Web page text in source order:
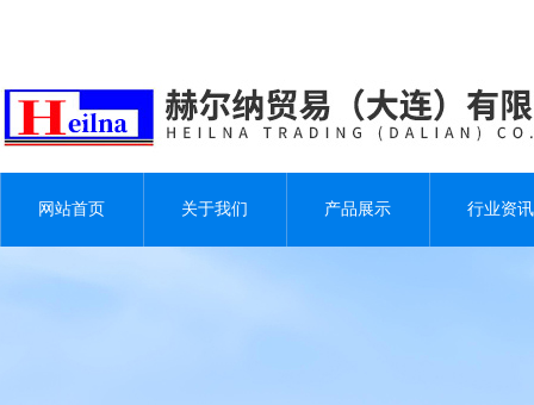
网站首页 关于我们 产品展示 行业资讯